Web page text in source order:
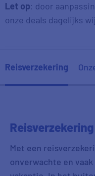
Let op: door
onze deals dagelijks
Reisverzekering
Reisverzekering
Met een
onverwachte en